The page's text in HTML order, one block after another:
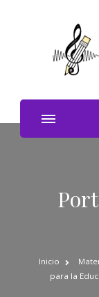
Inicio
para la